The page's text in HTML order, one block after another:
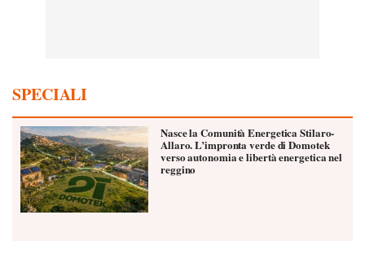
SPECIALI
Nasce la Comunità Energetica Stilaro-
Allaro. L’impronta verde di Domotek
verso autonomia e libertà energetica nel
reggino